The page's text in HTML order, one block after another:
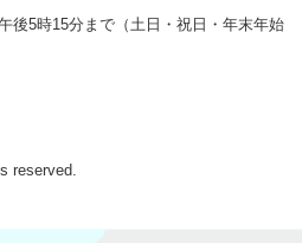
後5時15分まで（土日・祝日・年末年始
reserved.